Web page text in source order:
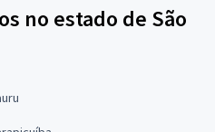
no estado de São